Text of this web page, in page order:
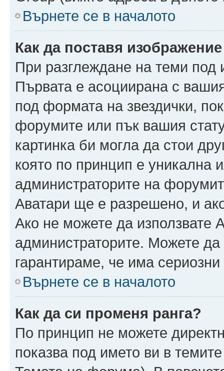
Върнете се в началото
Как да поставя
При разглеждане на теми под
Първата е асоциирана с
под формата на звездички,
форумите или пък вашия
картинка би могла да стои
която по принцип е уникална
администраторите на
Аватари ще е разрешено, и
Ако не можете да използвате
администраторите. Можете да
гарантираме, че има сериозни
Върнете се в началото
Как да си променя ранга?
По принцип не можете
показва под името ви в